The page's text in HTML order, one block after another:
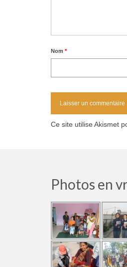
Nom *
Ce site utilise Akismet
Photos en